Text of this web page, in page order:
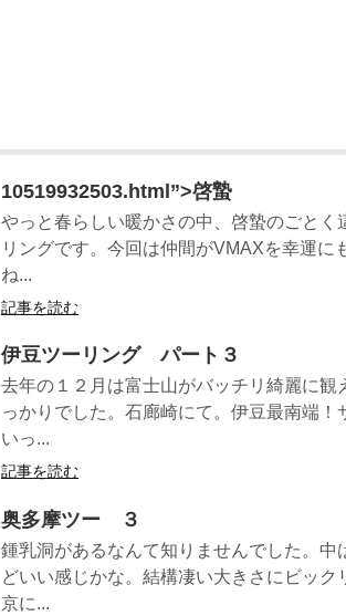
10519932503.html”>啓蟄
やっと春らしい暖かさの中、啓蟄のごとく
リングです。今回は仲間がVMAXを幸運に
ね...
記事を読む
伊豆ツーリング パート３
去年の１２月は富士山がバッチリ綺麗に
っかりでした。石廊崎にて。伊豆最南端！
いっ...
記事を読む
奥多摩ツー ３
鍾乳洞があるなんて知りませんでした。中
どいい感じかな。結構凄い大きさにビッ
京に...